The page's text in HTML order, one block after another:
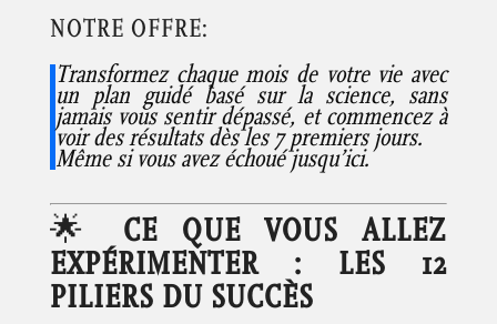
NOTRE OFFRE:
Transformez chaque mois de votre vie avec
un plan guidé basé sur la science, sans
jamais vous sentir dépassé, et commencez à
voir des résultats dès les 7 premiers jours.
Même si vous avez échoué jusqu’ici.
🌟 CE QUE VOUS ALLEZ
EXPÉRIMENTER : LES 12
PILIERS DU SUCCÈS